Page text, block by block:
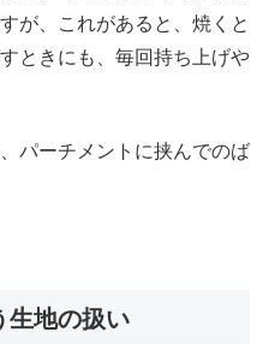
が、これがあると、焼くと
ときにも、毎回持ち上げや
パーチメントに挟んでのば
生地の扱い